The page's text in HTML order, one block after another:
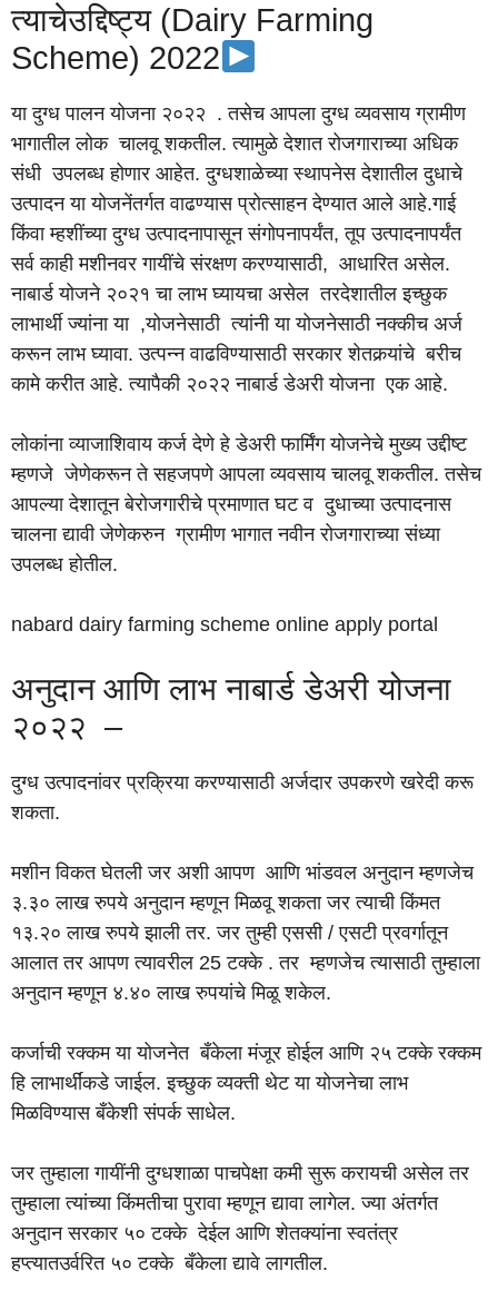
त्याचेउद्दिष्ट्य (Dairy Farming
Scheme) 2022
या दुग्ध पालन योजना २०२२ . तसेच आपला दुग्ध व्यवसाय ग्रामीण
भागातील लोक चालवू शकतील. त्यामुळे देशात रोजगाराच्या अधिक
संधी उपलब्ध होणार आहेत. दुग्धशाळेच्या स्थापनेस देशातील दुधाचे
उत्पादन या योजनेंतर्गत वाढण्यास प्रोत्साहन देण्यात आले आहे.गाई
किंवा म्हशींच्या दुग्ध उत्पादनापासून संगोपनापर्यंत, तूप उत्पादनापर्यंत
सर्व काही मशीनवर गायींचे संरक्षण करण्यासाठी, आधारित असेल.
नाबार्ड योजने २०२१ चा लाभ घ्यायचा असेल तरदेशातील इच्छुक
लाभार्थी ज्यांना या ,योजनेसाठी त्यांनी या योजनेसाठी नक्कीच अर्ज
करून लाभ घ्यावा. उत्पन्न वाढविण्यासाठी सरकार शेतकर्‍यांचे बरीच
कामे करीत आहे. त्यापैकी २०२२ नाबार्ड डेअरी योजना एक आहे.
लोकांना व्याजाशिवाय कर्ज देणे हे डेअरी फार्मिंग योजनेचे मुख्य उद्दीष्ट
म्हणजे जेणेकरून ते सहजपणे आपला व्यवसाय चालवू शकतील. तसेच
आपल्या देशातून बेरोजगारीचे प्रमाणात घट व दुधाच्या उत्पादनास
चालना द्यावी जेणेकरुन ग्रामीण भागात नवीन रोजगाराच्या संध्या
उपलब्ध होतील.
nabard dairy farming scheme online apply portal
अनुदान आणि लाभ नाबार्ड डेअरी योजना
२०२२ –
दुग्ध उत्पादनांवर प्रक्रिया करण्यासाठी अर्जदार उपकरणे खरेदी करू
शकता.
मशीन विकत घेतली जर अशी आपण आणि भांडवल अनुदान म्हणजेच
३.३० लाख रुपये अनुदान म्हणून मिळवू शकता जर त्याची किंमत
१३.२० लाख रुपये झाली तर. जर तुम्ही एससी / एसटी प्रवर्गातून
आलात तर आपण त्यावरील 25 टक्के . तर म्हणजेच त्यासाठी तुम्हाला
अनुदान म्हणून ४.४० लाख रुपयांचे मिळू शकेल.
कर्जाची रक्कम या योजनेत बँकेला मंजूर होईल आणि २५ टक्के रक्कम
हि लाभार्थींकडे जाईल. इच्छुक व्यक्ती थेट या योजनेचा लाभ
मिळविण्यास बँकेशी संपर्क साधेल.
जर तुम्हाला गायींनी दुग्धशाळा पाचपेक्षा कमी सुरू करायची असेल तर
तुम्हाला त्यांच्या किंमतीचा पुरावा म्हणून द्यावा लागेल. ज्या अंतर्गत
अनुदान सरकार ५० टक्के देईल आणि शेतक्यांना स्वतंत्र
हप्त्यातउर्वरित ५० टक्के बँकेला द्यावे लागतील.